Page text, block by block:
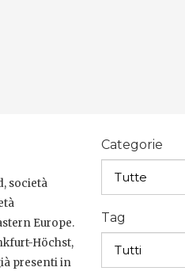
società
Europe.
Höchst,
presenti in
Categorie
Tag